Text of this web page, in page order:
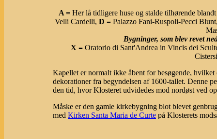
A =Her lå tidligere huse og stalde tilhørende
Velli Cardelli, D = Palazzo Fani-Ruspoli-Pecci
Bygninger, som blev revet
X = Oratorio di Sant'Andrea in Vincis dei
Kapellet er normalt ikke åbent for besøgende,
dekorationer fra begyndelsen af 1600-tallet. Denne
den tid, hvor Klosteret udvidedes mod nordøst ved
Måske er den gamle kirkebygning blot blevet
med Kirken Santa Maria de Curte på Klosterets